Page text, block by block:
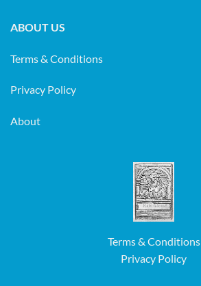
ABOUT US
Terms & Conditions
Privacy Policy
About
Terms & Conditions
Privacy Policy